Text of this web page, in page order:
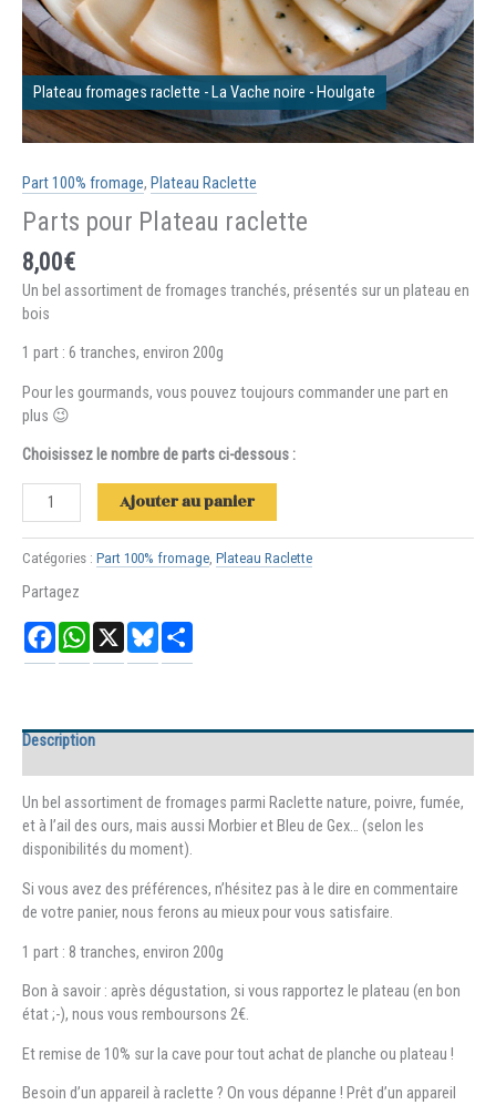
Part 100% fromage, Plateau Raclette
Parts pour Plateau raclette
8,00€
Un bel assortiment de fromages tranchés, présentés sur un plateau en
bois
1 part : 6 tranches, environ 200g
Pour les gourmands, vous pouvez toujours commander une part en
plus 😉
Choisissez le nombre de parts ci-dessous :
quantité
de
Parts
pour
Plateau
Ajouter au panier
Catégories : Part 100% fromage Plateau Raclette
Partagez
FacebookWhatsApp
X Bluesky
Description
Un bel assortiment de fromages parmi Raclette nature, poivre, fumée,
et à l’ail des ours, mais aussi Morbier et Bleu de Gex… (selon les
disponibilités du moment).
Si vous avez des préférences, n’hésitez pas à le dire en commentaire
de votre panier, nous ferons au mieux pour vous satisfaire.
1 part : 8 tranches, environ 200g
Bon à savoir : après dégustation, si vous rapportez le plateau (en bon
état ;-), nous vous remboursons 2€.
Et remise de 10% sur la cave pour tout achat de planche ou plateau !
Besoin d’un appareil à raclette ? On vous dépanne ! Prêt d’un appareil